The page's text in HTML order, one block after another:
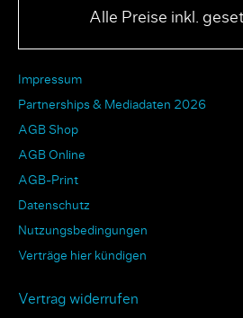
Alle Preise inkl.
Impressum
Partnerships & Mediadaten 2026
AGB Shop
AGB Online
AGB-Print
Datenschutz
Nutzungsbedingungen
Verträge hier kündigen
Vertrag widerrufen